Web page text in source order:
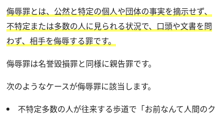
侮辱罪とは、公然と特定の個人や団体の事実を摘示せず、
不特定または多数の人に見られる状況で、口頭や文書を問
わず、相手を侮辱する罪です。
侮辱罪は名誉毀損罪と同様に親告罪です。
次のようなケースが侮辱罪に該当します。
不特定多数の人が往来する歩道で「お前なんて人間のク